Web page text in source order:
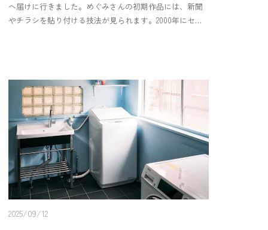
へ届けに行きました。めぐみさんの初期作品には、新聞
やチラシを貼り付ける技法が見られます。2000年にセ
leagues&quot; という言葉。直訳すると &quot;ネモ船長の
掘削機は2万リーグを掘削した&quot;おそらく、1870年に
フランスのジュール・ヴェルヌが発表したSF冒険小説
『海底二万里』のことだと思います。カルマと直接は関
係がなさそうなこの3つの要素。日記みたいな絵だったの
かな？と思ったりします。⛴️蛇足ですが、ネモ(nemo) と
いう名前は、「誰でもない」「名無し」を意味するラテ
ン語が語源らしく、多くの作品で「謎の人物」や「名も
なき存在」として使われているそうです。「名もなき存
在」に抱く印象は人それぞれだと思いますが、私は「名
2025/09/12